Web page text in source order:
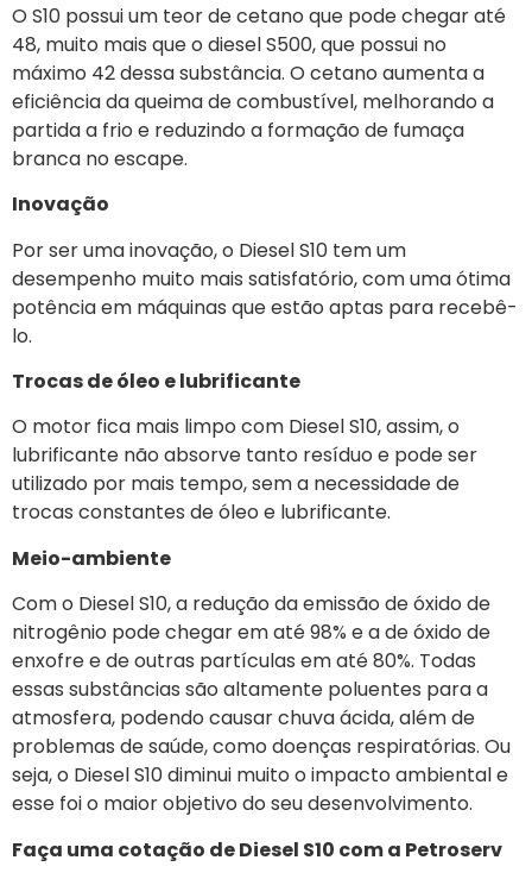
O S10 possui um teor de cetano que pode chegar até
48, muito mais que o diesel S500, que possui no
máximo 42 dessa substância. O cetano aumenta a
eficiência da queima de combustível, melhorando a
partida a frio e reduzindo a formação de fumaça
branca no escape.
Inovação
Por ser uma inovação, o Diesel S10 tem um
desempenho muito mais satisfatório, com uma ótima
potência em máquinas que estão aptas para recebê-
lo.
Trocas de óleo e lubrificante
O motor fica mais limpo com Diesel S10, assim, o
lubrificante não absorve tanto resíduo e pode ser
utilizado por mais tempo, sem a necessidade de
trocas constantes de óleo e lubrificante.
Meio-ambiente
Com o Diesel S10, a redução da emissão de óxido de
nitrogênio pode chegar em até 98% e a de óxido de
enxofre e de outras partículas em até 80%. Todas
essas substâncias são altamente poluentes para a
atmosfera, podendo causar chuva ácida, além de
problemas de saúde, como doenças respiratórias. Ou
seja, o Diesel S10 diminui muito o impacto ambiental e
esse foi o maior objetivo do seu desenvolvimento.
Faça uma cotação de Diesel S10 com a Petroserv